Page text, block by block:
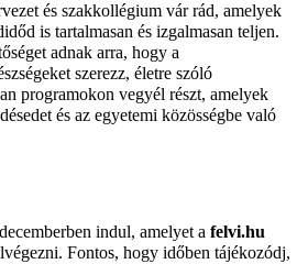
és szakkollégium vár rád, amelyek
is tartalmasan és izgalmasan teljen.
adnak arra, hogy a
szerezz, életre szóló
programokon vegyél részt, amelyek
és az egyetemi közösségbe való
indul, amelyet a felvi.hu
Fontos, hogy időben tájékozódj,